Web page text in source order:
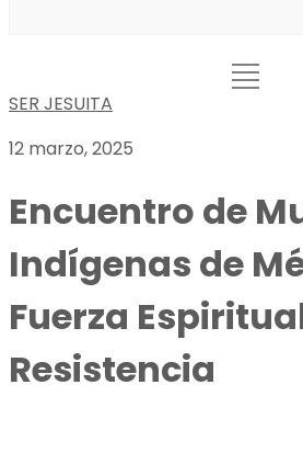
SER JESUITA
12 marzo, 2025
Encuentro de
Indígenas de
Fuerza
Resistencia